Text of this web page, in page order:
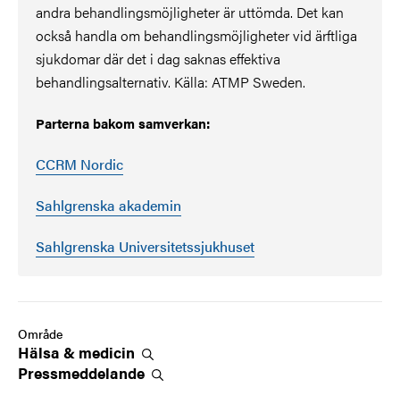
andra behandlingsmöjligheter är uttömda. Det kan
också handla om behandlingsmöjligheter vid ärftliga
sjukdomar där det i dag saknas effektiva
behandlingsalternativ. Källa: ATMP Sweden.
Parterna bakom samverkan:
CCRM Nordic
Sahlgrenska akademin
Sahlgrenska Universitetssjukhuset
Område
Hälsa & medicin
Pressmeddelande